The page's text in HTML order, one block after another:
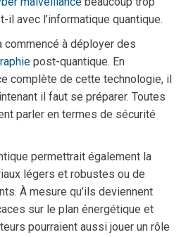
il avec l’informatique quantique.
commencé à déployer des
post-quantique. En
complète de cette technologie, il
il faut se préparer. Toutes
parler en termes de sécurité
permettrait également la
légers et robustes ou de
À mesure qu’ils deviennent
sur le plan énergétique et
pourraient aussi jouer un rôle